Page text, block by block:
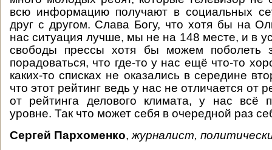
всю информацию получают в социальных
друг с другом. Слава Богу, что хотя бы на
нас ситуация лучше, мы не на 148 месте, и в
свободы прессы хотя бы можем поболеть
порадоваться, что где-то у нас ещё что-то
каких-то списках не оказались в середине
что этот рейтинг ведь у нас не отличается от
от рейтинга делового климата, у нас всё
уровне. Так что может себя в очередной раз
Сергей Пархоменко, журналист,